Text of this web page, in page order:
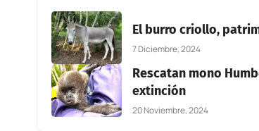
El burro criollo,
7 Diciembre, 2024
Rescatan mono
extinción
20 Noviembre, 2024